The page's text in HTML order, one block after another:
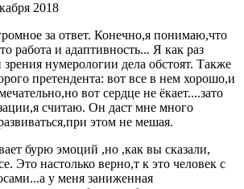
2018
за ответ. Конечно,я понимаю,что
работа и адаптивность... Я как раз
зрения нумерологии дела обстоят. Также
претендента: вот все в нем хорошо,и
вот сердце не ёкает....зато
считаю. Он даст мне много
этом не мешая.
бурю эмоций ,но ,как вы сказали,
Это настолько верно,т к это человек с
у меня заниженная